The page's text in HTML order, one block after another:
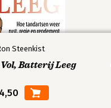
Steenkist
Batterij Leeg